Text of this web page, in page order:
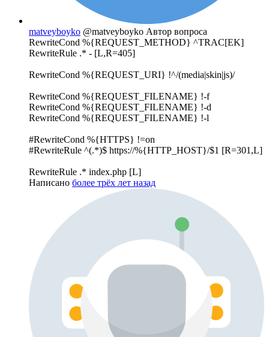
matveyboyko @matveyboyko Автор вопроса
RewriteCond %{REQUEST_METHOD} ^TRAC[EK]
RewriteRule .* - [L,R=405]
RewriteCond %{REQUEST_URI} !^/(media|skin|js)/
RewriteCond %{REQUEST_FILENAME} !-f
RewriteCond %{REQUEST_FILENAME} !-d
RewriteCond %{REQUEST_FILENAME} !-l
#RewriteCond %{HTTPS} !=on
#RewriteRule ^(.*)$ https://%{HTTP_HOST}/$1 [R=301,L]
RewriteRule .* index.php [L]
Написано более трёх лет назад